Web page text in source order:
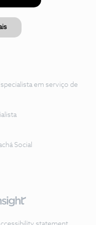
em serviço de
Social